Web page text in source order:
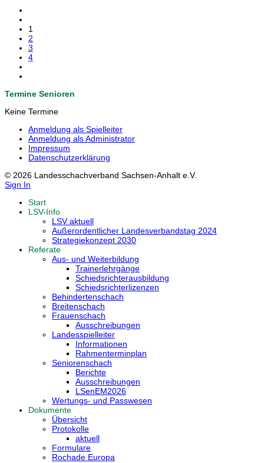
1
2
3
4
Termine Senioren
Keine Termine
Anmeldung als Spielleiter
Anmeldung als Administrator
Impressum
Datenschutzerklärung
© 2026 Landesschachverband Sachsen-Anhalt e.V.
Sign In
Start
LSV-Info
LSV aktuell
Außerordentlicher Landesverbandstag 2024
Strategiekonzept 2030
Referate
Aus- und Weiterbildung
Trainerlehrgänge
Schiedsrichterausbildung
Schiedsrichterlizenzen
Behindertenschach
Breitenschach
Frauenschach
Ausschreibungen
Landesspielleiter
Informationen
Rahmenterminplan
Seniorenschach
Berichte
Ausschreibungen
LSenEM2026
Wertungs- und Passwesen
Dokumente
Übersicht
Protokolle
aktuell
Formulare
Rochade Europa